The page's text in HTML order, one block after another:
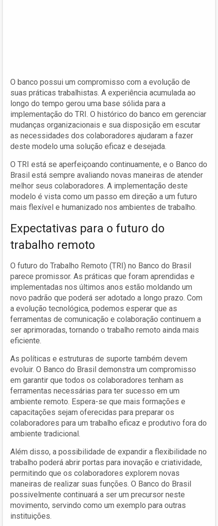
O banco possui um compromisso com a evolução de
suas práticas trabalhistas. A experiência acumulada ao
longo do tempo gerou uma base sólida para a
implementação do TRI. O histórico do banco em gerenciar
mudanças organizacionais e sua disposição em escutar
as necessidades dos colaboradores ajudaram a fazer
deste modelo uma solução eficaz e desejada.
O TRI está se aperfeiçoando continuamente, e o Banco do
Brasil está sempre avaliando novas maneiras de atender
melhor seus colaboradores. A implementação deste
modelo é vista como um passo em direção a um futuro
mais flexível e humanizado nos ambientes de trabalho.
Expectativas para o futuro do
trabalho remoto
O futuro do Trabalho Remoto (TRI) no Banco do Brasil
parece promissor. As práticas que foram aprendidas e
implementadas nos últimos anos estão moldando um
novo padrão que poderá ser adotado a longo prazo. Com
a evolução tecnológica, podemos esperar que as
ferramentas de comunicação e colaboração continuem a
ser aprimoradas, tornando o trabalho remoto ainda mais
eficiente.
As políticas e estruturas de suporte também devem
evoluir. O Banco do Brasil demonstra um compromisso
em garantir que todos os colaboradores tenham as
ferramentas necessárias para ter sucesso em um
ambiente remoto. Espera-se que mais formações e
capacitações sejam oferecidas para preparar os
colaboradores para um trabalho eficaz e produtivo fora do
ambiente tradicional.
Além disso, a possibilidade de expandir a flexibilidade no
trabalho poderá abrir portas para inovação e criatividade,
permitindo que os colaboradores explorem novas
maneiras de realizar suas funções. O Banco do Brasil
possivelmente continuará a ser um precursor neste
movimento, servindo como um exemplo para outras
instituições.